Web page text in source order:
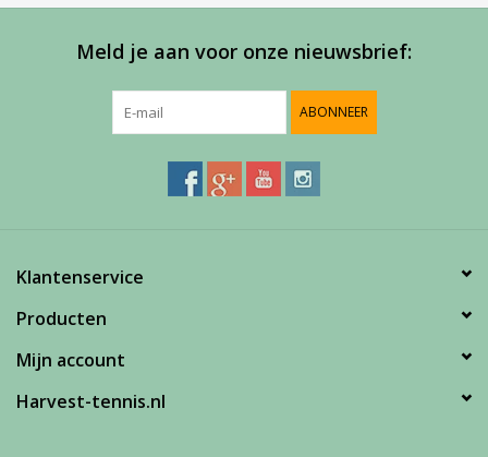
Meld je aan voor onze nieuwsbrief:
ABONNEER
Klantenservice
Producten
Mijn account
Harvest-tennis.nl